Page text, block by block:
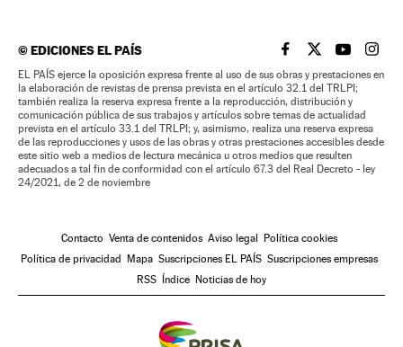
©EDICIONES EL PAÍS EL PAÍS BRASIL EN
EL PAÍSEL PAÍS
EL
EL PAÍS ejerce la oposición expresa frente al uso de sus obras y prestaciones en
la elaboración de revistas de prensa prevista en el artículo 32.1 del TRLPI;
también realiza la reserva expresa frente a la reproducción, distribución y
comunicación pública de sus trabajos y artículos sobre temas de actualidad
prevista en el artículo 33.1 del TRLPI; y, asimismo, realiza una reserva expresa
de las reproducciones y usos de las obras y otras prestaciones accesibles desde
este sitio web a medios de lectura mecánica u otros medios que resulten
adecuados a tal fin de conformidad con el artículo 67.3 del Real Decreto - ley
24/2021, de 2 de noviembre
Contacto Venta de contenidos Aviso legal Política cookies
Política de privacidad Mapa Suscripciones EL PAÍS Suscripciones empresas
RSS Índice Noticias de hoy